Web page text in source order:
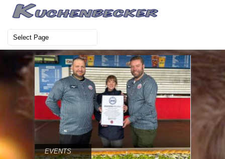
EVENTS